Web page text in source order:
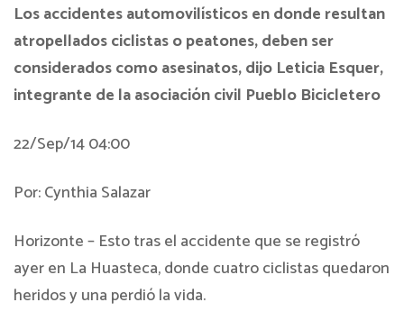
Los accidentes automovilísticos en donde resultan
atropellados ciclistas o peatones, deben ser
considerados como asesinatos, dijo Leticia Esquer,
integrante de la asociación civil Pueblo Bicicletero
22/Sep/14 04:00
Por: Cynthia Salazar
Horizonte – Esto tras el accidente que se registró
ayer en La Huasteca, donde cuatro ciclistas quedaron
heridos y una perdió la vida.